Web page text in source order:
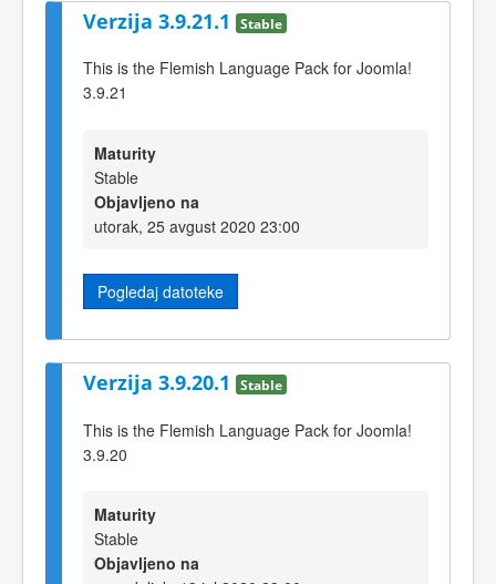
Verzija 3.9.21.1 Stable
This is the Flemish Language Pack for Joomla!
3.9.21
Maturity
Stable
Objavljeno na
utorak, 25 avgust 2020 23:00
Pogledaj datoteke
Verzija 3.9.20.1 Stable
This is the Flemish Language Pack for Joomla!
3.9.20
Maturity
Stable
Objavljeno na